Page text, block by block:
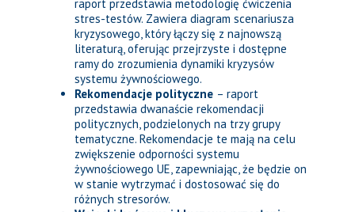
raport przedstawia metodologię ćwiczenia
stres-testów. Zawiera diagram scenariusza
kryzysowego, który łączy się z najnowszą
literaturą, oferując przejrzyste i dostępne
ramy do zrozumienia dynamiki kryzysów
systemu żywnościowego.
Rekomendacje polityczne – raport
przedstawia dwanaście rekomendacji
politycznych, podzielonych na trzy grupy
tematyczne. Rekomendacje te mają na celu
zwiększenie odporności systemu
żywnościowego UE, zapewniając, że będzie on
w stanie wytrzymać i dostosować się do
różnych stresorów.